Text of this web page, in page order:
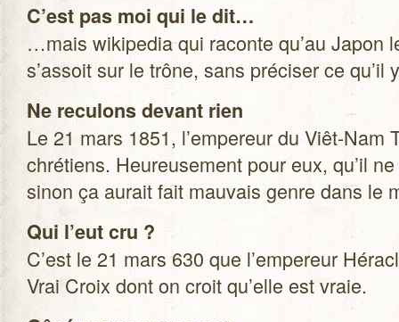
C’est pas moi qui le dit…
…mais wiki­pe­dia qui raconte qu’au Japon
s’assoit sur le trône, sans pré­ci­ser ce qu’il
Ne recu­lons devant rien
Le 21 mars 1851, l’empereur du Viêt-Nam
chré­tiens. Heu­reu­se­ment pour eux, qu’il
sinon ça aurait fait mau­vais genre dans le
Qui l’eut cru ?
C’est le 21 mars 630 que l’empereur
Vrai Croix dont on croit qu’elle est vraie.